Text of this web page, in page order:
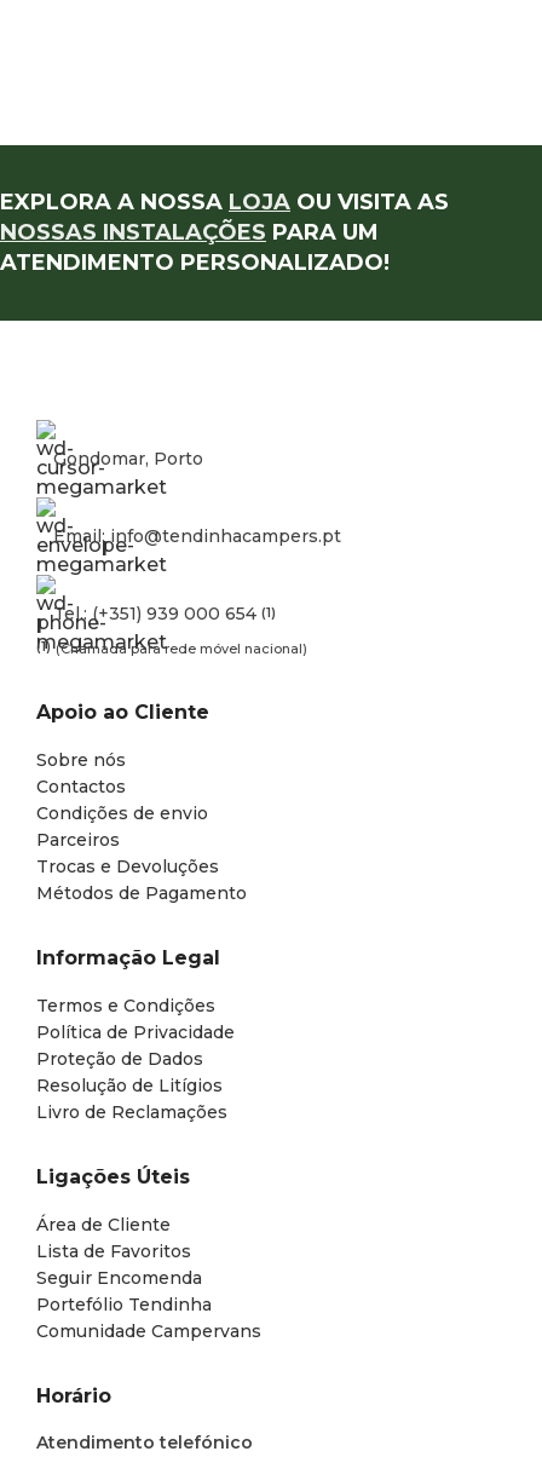
EXPLORA A NOSSA LOJA OU VISITA AS
NOSSAS INSTALAÇÕES PARA UM
ATENDIMENTO PERSONALIZADO!
Gondomar, Porto
Email: info@tendinhacampers.pt
Tel.: (+351) 939 000 654 (1)
(1) (Chamada para rede móvel nacional)
Apoio ao Cliente
Sobre nós
Contactos
Condições de envio
Parceiros
Trocas e Devoluções
Métodos de Pagamento
Informação Legal
Termos e Condições
Política de Privacidade
Proteção de Dados
Resolução de Litígios
Livro de Reclamações
Ligações Úteis
Área de Cliente
Lista de Favoritos
Seguir Encomenda
Portefólio Tendinha
Comunidade Campervans
Horário
Atendimento telefónico